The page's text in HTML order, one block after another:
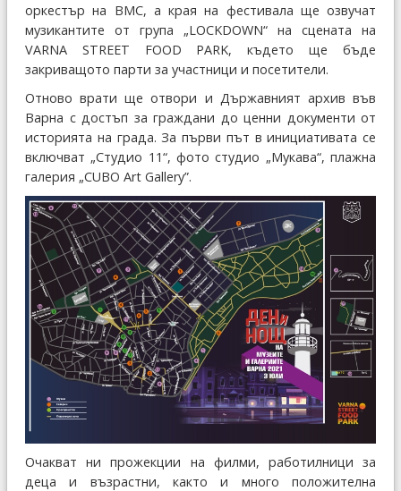
оркестър на ВМС, а края на фестивала ще озвучат
музикантите от група „LOCKDOWN“ на сцената на
VARNA STREET FOOD PARK, където ще бъде
закриващото парти за участници и посетители.
Отново врати ще отвори и Държавният архив във
Варна с достъп за граждани до ценни документи от
историята на града. За първи път в инициативата се
включват „Студио 11“, фото студио „Мукава“, плажна
галерия „CUBO Art Gallery”.
Очакват ни прожекции на филми, работилници за
деца и възрастни, както и много положителна